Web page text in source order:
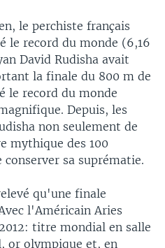
le perchiste français
le record du monde (6,16
David Rudisha avait
la finale du 800 m de
le record du monde
Depuis, les
non seulement de
mythique des 100
sa suprématie.
qu'une finale
l'Américain Aries
titre mondial en salle
or olympique et, en